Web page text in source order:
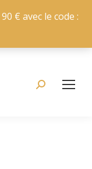
€ avec le code :
Recherche